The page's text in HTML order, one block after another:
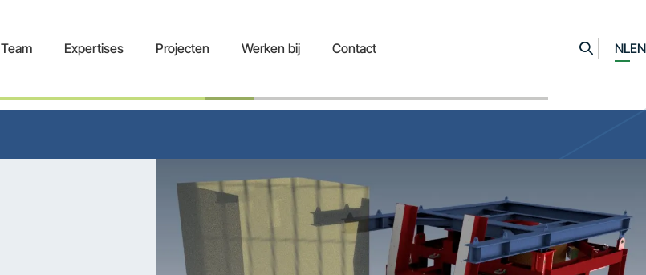
Team Expertises Projecten Werken bij Contact NLEN